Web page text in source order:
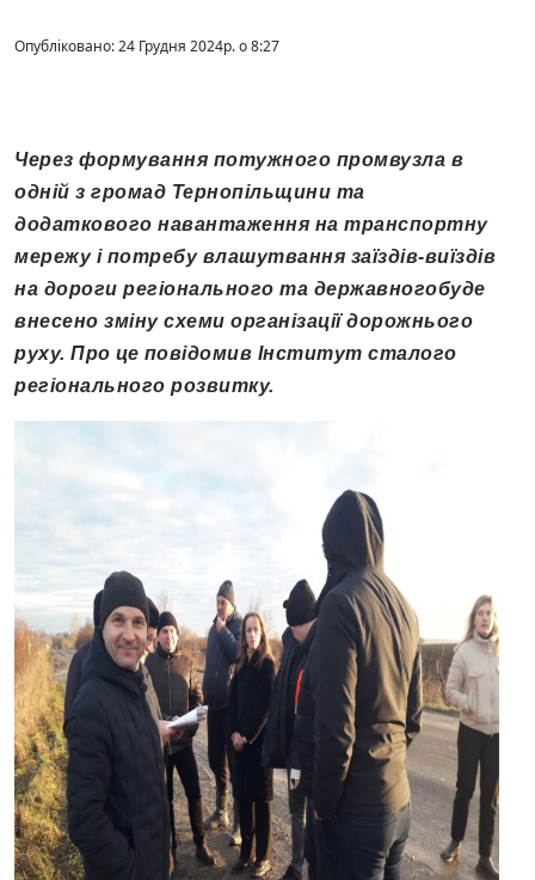
Опубліковано: 24 Грудня 2024р. о 8:27
Через формування потужного промвузла в
одній з громад Тернопільщини та
додаткового навантаження на транспортну
мережу і потребу влашутвання заїздів-виїздів
на дороги регіонального та державногобуде
внесено зміну схеми організації дорожнього
руху. Про це повідомив Інститут сталого
регіонального розвитку.